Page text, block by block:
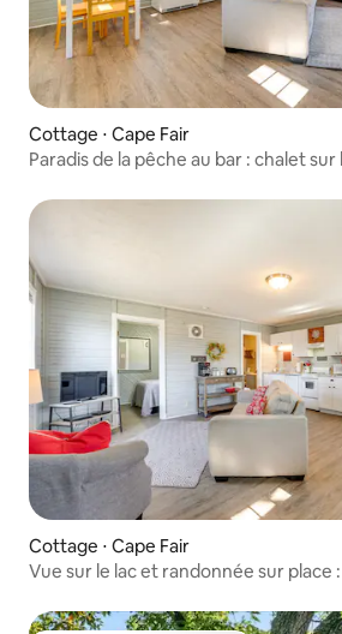
Cottage ⋅ Cape Fair
Paradis de la pêche au bar : chalet sur
Cottage ⋅ Cape Fair
Vue sur le lac et randonnée sur place